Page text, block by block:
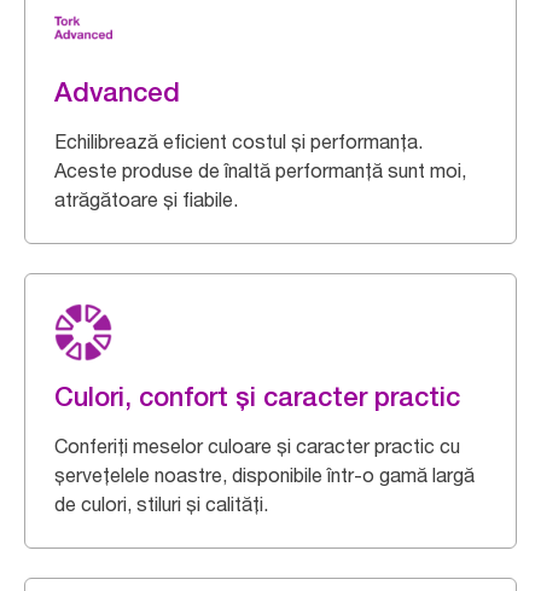
Advanced
Echilibrează eficient costul și performanța.
Aceste produse de înaltă performanță sunt moi,
atrăgătoare și fiabile.
Culori, confort și caracter practic
Conferiți meselor culoare și caracter practic cu
șervețelele noastre, disponibile într-o gamă largă
de culori, stiluri și calități.